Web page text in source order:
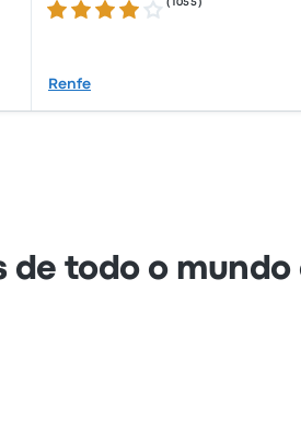
4.1 de 5 estrelas( 1055 )
Renfe
de todo o